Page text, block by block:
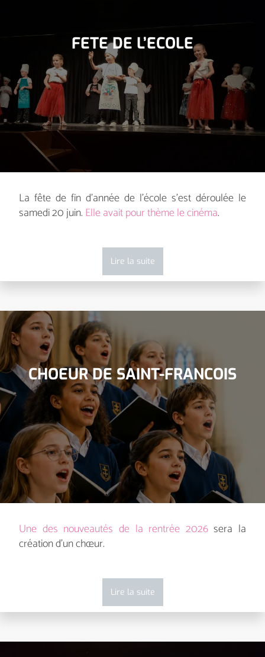
FETE DE L’ECOLE
La fête de fin d’année de l’école s’est déroulée le
samedi 20 juin. Elle avait pour thème le cinéma.
Lire la suite
CHOEUR DE SAINT-FRANCOIS
Une des nouveautés de la rentrée 2026sera la
création d’un chœur.
Lire la suite